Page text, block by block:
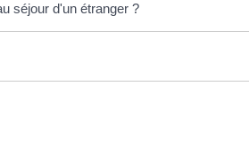
séjour d'un étranger ?